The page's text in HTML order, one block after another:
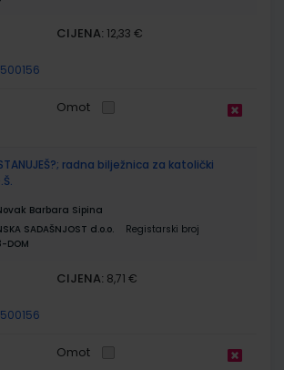
CIJENA: 12,33 €
500156
Omot
STANUJEŠ?; radna bilježnica za katolički
Barbara Sipina
SADAŠNJOST d.o.o.
Registarski broj
DOM
CIJENA: 8,71 €
500156
Omot